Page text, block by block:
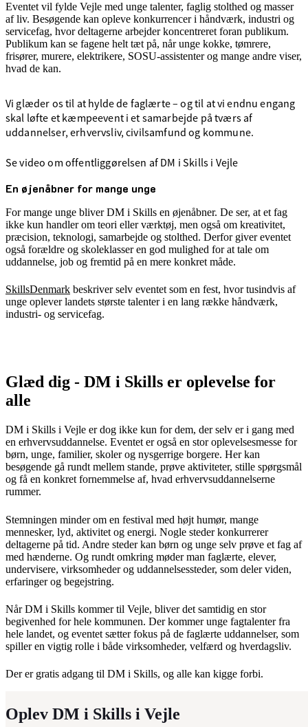
Eventet vil fylde Vejle med unge talenter, faglig stolthed og masser
af liv. Besøgende kan opleve konkurrencer i håndværk, industri og
servicefag, hvor deltagerne arbejder koncentreret foran publikum.
Publikum kan se fagene helt tæt på, når unge kokke, tømrere,
frisører, murere, elektrikere, SOSU-assistenter og mange andre viser,
hvad de kan.
Vi glæder os til at hylde de faglærte – og til at vi endnu engang
skal løfte et kæmpeevent i et samarbejde på tværs af
uddannelser, erhvervsliv, civilsamfund og kommune.
Se video om offentliggørelsen af DM i Skills i Vejle
En øjenåbner for mange unge
For mange unge bliver DM i Skills en øjenåbner. De ser, at et fag
ikke kun handler om teori eller værktøj, men også om kreativitet,
præcision, teknologi, samarbejde og stolthed. Derfor giver eventet
også forældre og skoleklasser en god mulighed for at tale om
uddannelse, job og fremtid på en mere konkret måde.
SkillsDenmark beskriver selv eventet som en fest, hvor tusindvis af
unge oplever landets største talenter i en lang række håndværk,
industri- og servicefag.
Glæd dig - DM i Skills er oplevelse for
alle
DM i Skills i Vejle er dog ikke kun for dem, der selv er i gang med
en erhvervsuddannelse. Eventet er også en stor oplevelsesmesse for
børn, unge, familier, skoler og nysgerrige borgere. Her kan
besøgende gå rundt mellem stande, prøve aktiviteter, stille spørgsmål
og få en konkret fornemmelse af, hvad erhvervsuddannelserne
rummer.
Stemningen minder om en festival med højt humør, mange
mennesker, lyd, aktivitet og energi. Nogle steder konkurrerer
deltagerne på tid. Andre steder kan børn og unge selv prøve et fag af
med hænderne. Og rundt omkring møder man faglærte, elever,
undervisere, virksomheder og uddannelsessteder, som deler viden,
erfaringer og begejstring.
Når DM i Skills kommer til Vejle, bliver det samtidig en stor
begivenhed for hele kommunen. Der kommer unge fagtalenter fra
hele landet, og eventet sætter fokus på de faglærte uddannelser, som
spiller en vigtig rolle i både virksomheder, velfærd og hverdagsliv.
Der er gratis adgang til DM i Skills, og alle kan kigge forbi.
Oplev DM i Skills i Vejle